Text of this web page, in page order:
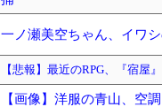
一ノ瀬美空ちゃん、イワ
【悲報】最近のRPG、『宿屋
【画像】洋服の青山、空